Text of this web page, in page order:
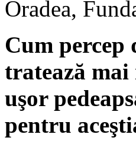
Oradea,
Cum
tratează mai
uşor
pentru